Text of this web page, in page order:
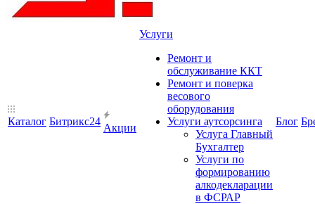
Каталог Битрикс24
Акции
Услуги
Ремонт и
обслуживание ККТ
Ремонт и поверка
весового
оборудования
Услуги аутсорсинга
Услуга Главный
Бухгалтер
Услуги по
формированию
алкодекларации
в ФСРАР
Блог